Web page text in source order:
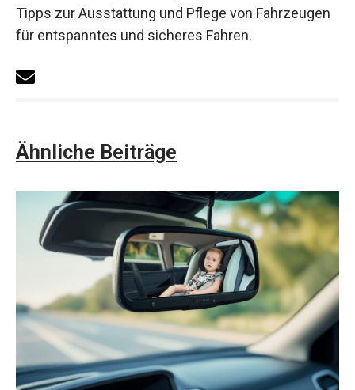
Tipps zur Ausstattung und Pflege von Fahrzeugen
für entspanntes und sicheres Fahren.
Ähnliche Beiträge